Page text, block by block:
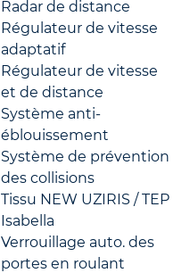
Radar de distance
Régulateur de vitesse
adaptatif
Régulateur de vitesse
et de distance
Système anti-
éblouissement
Système de prévention
des collisions
Tissu NEW UZIRIS / TEP
Isabella
Verrouillage auto. des
portes en roulant